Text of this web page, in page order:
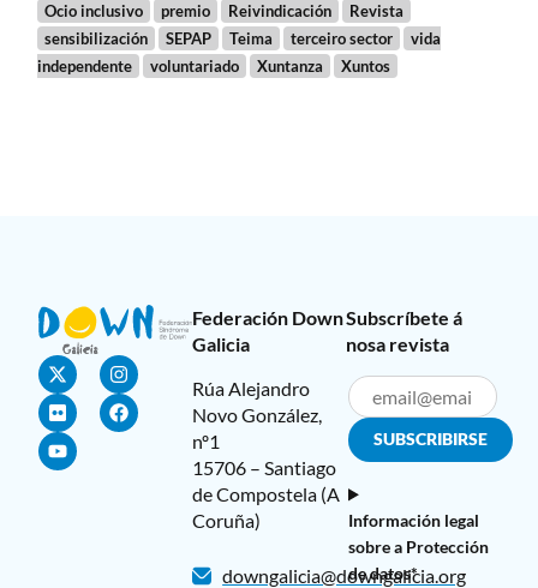
Ocio inclusivo
premio Reivindicación
Revista
sensibilización
SEPAP Teima terceiro sector
vida
independente
voluntariado Xuntanza Xuntos
Federación Down
Galicia
Rúa Alejandro
Novo González,
nº1
15706 – Santiago
de Compostela (A
Coruña)
downgalicia@downgalicia.org
Subscríbete á
nosa revista
Información legal
sobre a Protección
de datos*